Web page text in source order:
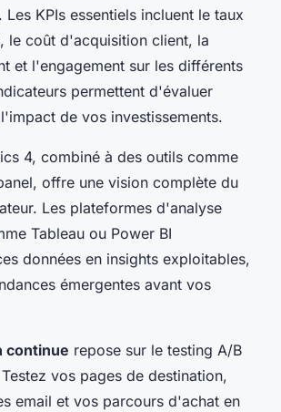
KPIs essentiels incluent le taux
le coût d'acquisition client, la
et l'engagement sur les différents
permettent d'évaluer
de vos investissements.
4, combiné à des outils comme
offre une vision complète du
Les plateformes d'analyse
Tableau ou Power BI
données en insights exploitables,
émergentes avant vos
continue repose sur le testing A/B
vos pages de destination,
email et vos parcours d'achat en